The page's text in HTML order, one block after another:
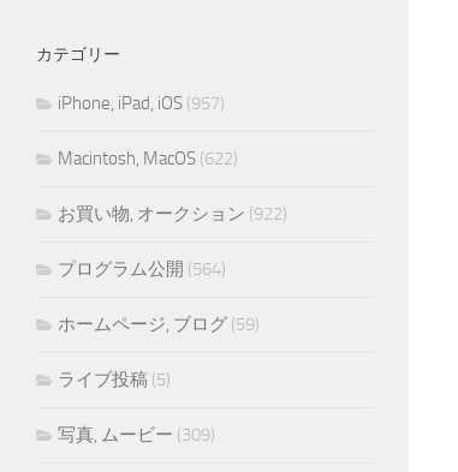
カテゴリー
iPhone, iPad, iOS (957)
Macintosh, MacOS (622)
お買い物, オークション (922)
プログラム公開 (564)
ホームページ, ブログ (59)
ライブ投稿 (5)
写真, ムービー (309)